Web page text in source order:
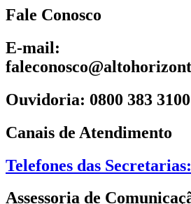
Fale Conosco
E-mail:
Ouvidoria: 0800 383 3100
Canais de Atendimento
Telefones das
Assessoria de